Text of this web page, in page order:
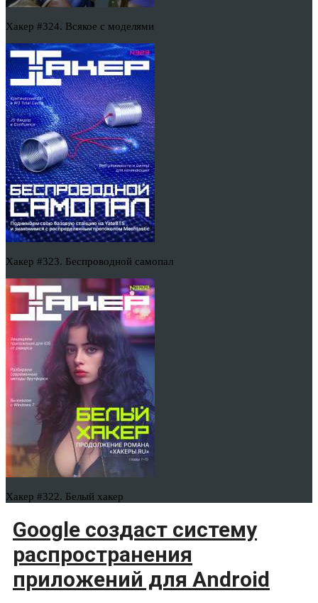
Хакер #324. Всякое с моделями
Хакер #323. Беспроводной самопал
Хакер #322. Белый хакер
Google создаст систему
распространения
приложений для Android